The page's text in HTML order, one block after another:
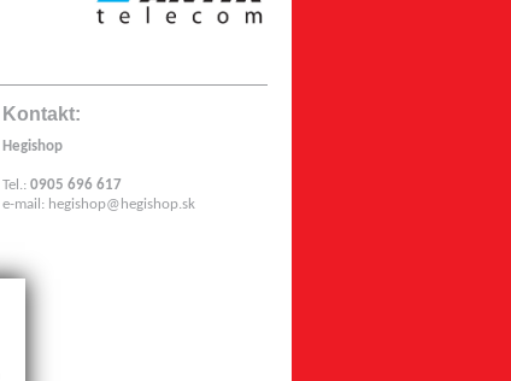
Kontakt:
Hegishop
Tel.: 0905 696 617
e-mail: hegishop@hegishop.sk